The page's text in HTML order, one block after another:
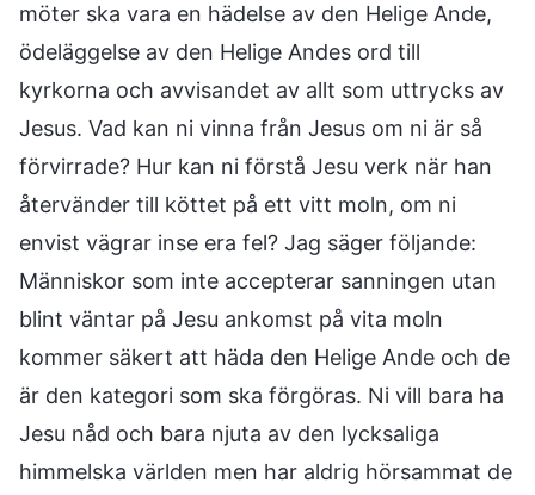
möter ska vara en hädelse av den Helige Ande,
ödeläggelse av den Helige Andes ord till
kyrkorna och avvisandet av allt som uttrycks av
Jesus. Vad kan ni vinna från Jesus om ni är så
förvirrade? Hur kan ni förstå Jesu verk när han
återvänder till köttet på ett vitt moln, om ni
envist vägrar inse era fel? Jag säger följande:
Människor som inte accepterar sanningen utan
blint väntar på Jesu ankomst på vita moln
kommer säkert att häda den Helige Ande och de
är den kategori som ska förgöras. Ni vill bara ha
Jesu nåd och bara njuta av den lycksaliga
himmelska världen men har aldrig hörsammat de